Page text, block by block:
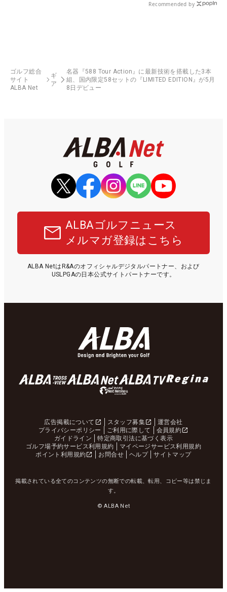
Recommended by
ゴルフ総合
サイト
ALBA Net
ギ
ア
名器『588 Tour Action』に最新技術を搭載した3本
組、国内限定58セットの『LIMITED EDITION』が5月
8日デビュー
ALBAゴルフニュース
メルマガ登録はこちら
ALBA NetはR&Aのオフィシャルデジタルパートナー、および
USLPGAの日本公式サイトパートナーです。
広告掲載について スタッフ募集
運営会社
プライバシーポリシー
ご利用に際して
会員規約
ガイドライン
特定商取引法に基づく表示
ゴルフ場予約サービス利用規約
マイページサービス利用規約
ポイント利用規約
お問合せ ヘルプ サイトマップ
掲載されている全てのコンテンツの無断での転載、転用、コピー等は禁じま
す。
© ALBA Net